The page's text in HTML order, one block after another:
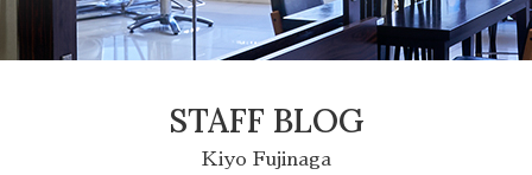
STAFF BLOG
Kiyo Fujinaga